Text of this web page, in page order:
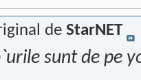
de StarNET
sunt de pe